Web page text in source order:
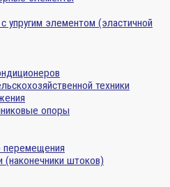
упругим элементом (эластичной
техники
опоры
перемещения
(наконечники штоков)